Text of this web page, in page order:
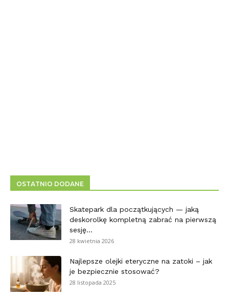
OSTATNIO DODANE
Skatepark dla początkujących — jaką
deskorolkę kompletną zabrać na pierwszą
sesję...
28 kwietnia 2026
Najlepsze olejki eteryczne na zatoki – jak
je bezpiecznie stosować?
28 listopada 2025